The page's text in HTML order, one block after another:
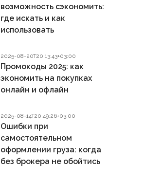
возможность сэкономить:
где искать и как
использовать
2025-08-20T20:13:43+03:00
Промокоды 2025: как
экономить на покупках
онлайн и офлайн
2025-08-14T20:49:26+03:00
Ошибки при
самостоятельном
оформлении груза: когда
без брокера не обойтись